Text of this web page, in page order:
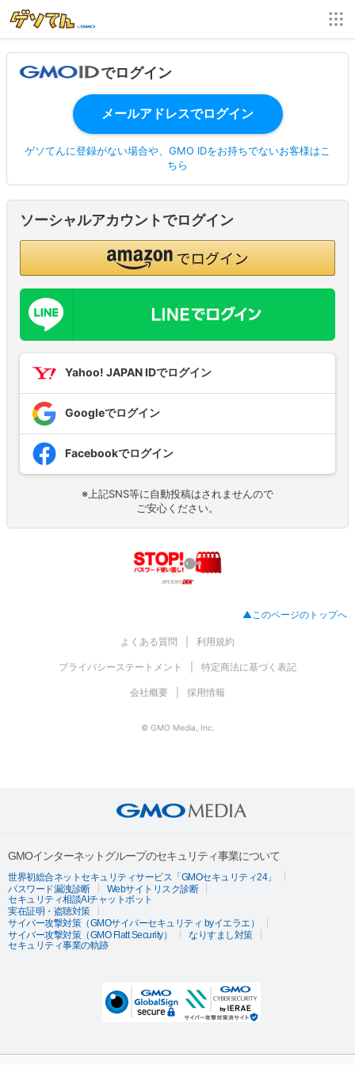
でログイン
ゲソてんに登録がない場合や、GMO IDをお持ちでないお客様はこ
ちら
ソーシャルアカウントでログイン
Yahoo! JAPAN IDでログイン
Googleでログイン
Facebookでログイン
※上記SNS等に自動投稿はされませんので
ご安心ください。
▲このページのトップへ
よくある質問 利用規約
プライバシーステートメント 特定商法に基づく表記
会社概要 採用情報
© GMO Media, Inc.
GMOインターネットグループのセキュリティ事業について
世界初総合ネットセキュリティサービス「GMOセキュリティ24」
パスワード漏洩診断
Webサイトリスク診断
セキュリティ相談AIチャットボット
実在証明・盗聴対策
サイバー攻撃対策（GMOサイバーセキュリティ byイエラエ）
サイバー攻撃対策（GMO Flatt Security）
なりすまし対策
セキュリティ事業の軌跡